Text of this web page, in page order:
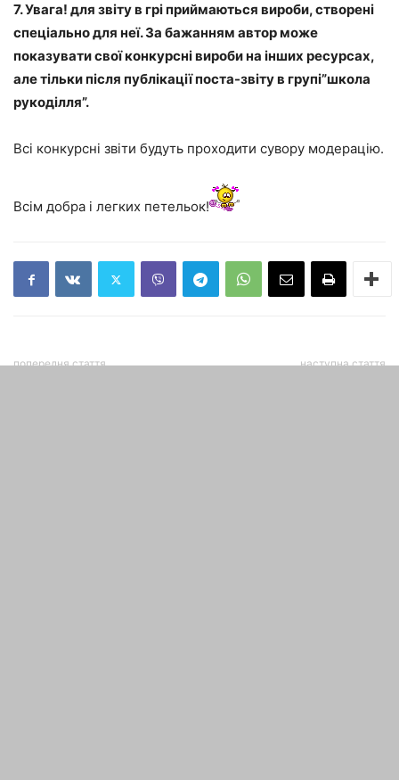
7. Увага! для звіту в грі приймаються вироби, створені
спеціально для неї. За бажанням автор може
показувати свої конкурсні вироби на інших ресурсах,
але тільки після публікації поста-звіту в групі”школа
рукоділля”.
Всі конкурсні звіти будуть проходити сувору модерацію.
Всім добра і легких петельок!
попередня стаття наступна стаття